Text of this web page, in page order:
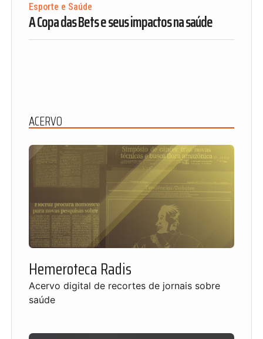
Esporte e Saúde
A Copa das Bets e seus impactos na saúde
ACERVO
Hemeroteca Radis
Acervo digital de recortes de jornais sobre
saúde